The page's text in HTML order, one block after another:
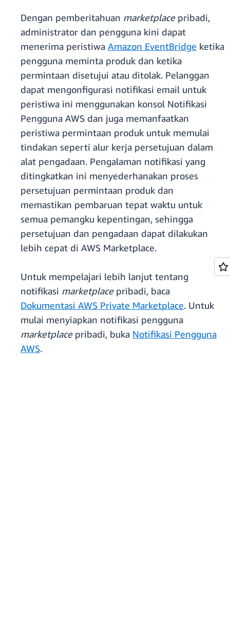
Dengan pemberitahuan marketplacepribadi,
administrator dan pengguna kini dapat
menerima peristiwa Amazon EventBridge ketika
pengguna meminta produk dan ketika
permintaan disetujui atau ditolak. Pelanggan
dapat mengonfigurasi notifikasi email untuk
peristiwa ini menggunakan konsol Notifikasi
Pengguna AWS dan juga memanfaatkan
peristiwa permintaan produk untuk memulai
tindakan seperti alur kerja persetujuan dalam
alat pengadaan. Pengalaman notifikasi yang
ditingkatkan ini menyederhanakan proses
persetujuan permintaan produk dan
memastikan pembaruan tepat waktu untuk
semua pemangku kepentingan, sehingga
persetujuan dan pengadaan dapat dilakukan
lebih cepat di AWS Marketplace.
Untuk mempelajari lebih lanjut tentang
notifikasi marketplacepribadi, baca
Dokumentasi AWS Private Marketplace. Untuk
mulai menyiapkan notifikasi pengguna
marketplacepribadi, buka Notifikasi Pengguna
AWS.